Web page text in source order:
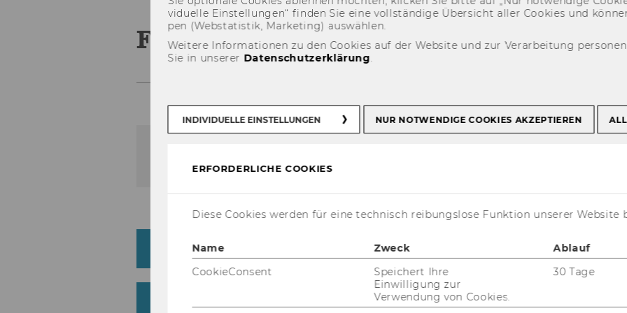
FAQ
What are the minimum ECTS criteria?
Do I already need to have 180 ECTS and/or
vi­du­el­le Ein­stel­lun­gen“ fin­den Sie eine voll­stän­di­ge Über­sicht aller Coo­kies und
pen (Web­sta­tis­tik, Mar­ke­ting) aus­wäh­len.
Weitere Informationen zu den Cookies auf der Website und zur Verarbeitung
Sie in unserer Datenschutzerklärung.
INDIVIDUELLE EINSTELLUNGEN NUR NOTWENDIGE COOKIES AKZEPTIEREN
ERFORDERLICHE COOKIES
Diese Cookies werden für eine technisch reibungslose Funktion unserer Website
Name Zweck Ablauf
CookieConsent
Speichert Ihre
Einwilligung zur
Verwendung von Cookies.
30 Tage